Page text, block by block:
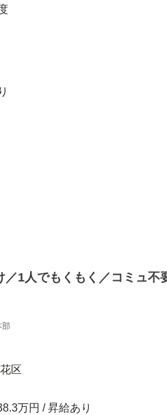
／1人でもくもく／コミュ不
部
区
万円 / 昇給あり